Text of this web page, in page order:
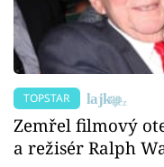
TOPSTAR
Zemřel filmový
a režisér Ralph